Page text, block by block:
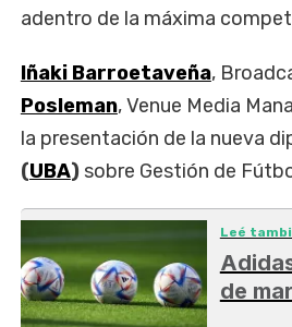
adentro de la máxima
Iñaki Barroetaveña,
Posleman, Venue Media
la presentación de la nueva
(UBA) sobre Gestión de
Leé
de